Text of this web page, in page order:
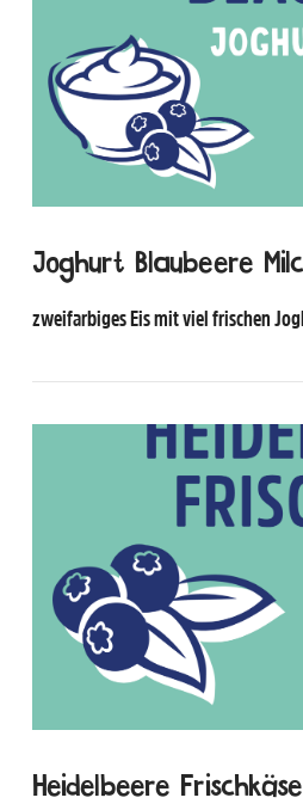
Joghurt Blaubeere
zweifarbiges Eis mit viel frischen
Heidelbeere